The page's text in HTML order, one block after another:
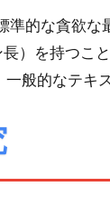
準的な貪欲
）を持つこ
一般的なテキ